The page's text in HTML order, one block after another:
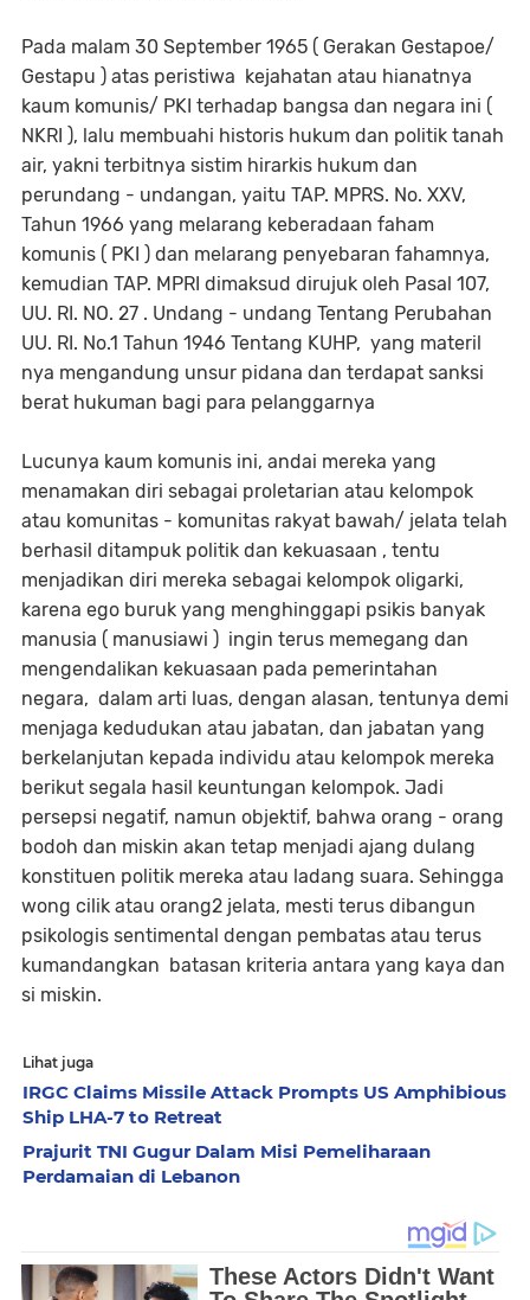
Pada malam 30 September 1965 ( Gerakan Gestapoe/
Gestapu ) atas peristiwa kejahatan atau hianatnya
kaum komunis/ PKI terhadap bangsa dan negara ini (
NKRI ), lalu membuahi historis hukum dan politik tanah
air, yakni terbitnya sistim hirarkis hukum dan
perundang - undangan, yaitu TAP. MPRS. No. XXV,
Tahun 1966 yang melarang keberadaan faham
komunis ( PKI ) dan melarang penyebaran fahamnya,
kemudian TAP. MPRI dimaksud dirujuk oleh Pasal 107,
UU. RI. NO. 27 . Undang - undang Tentang Perubahan
UU. RI. No.1 Tahun 1946 Tentang KUHP, yang materil
nya mengandung unsur pidana dan terdapat sanksi
berat hukuman bagi para pelanggarnya
Lucunya kaum komunis ini, andai mereka yang
menamakan diri sebagai proletarian atau kelompok
atau komunitas - komunitas rakyat bawah/ jelata telah
berhasil ditampuk politik dan kekuasaan , tentu
menjadikan diri mereka sebagai kelompok oligarki,
karena ego buruk yang menghinggapi psikis banyak
manusia ( manusiawi ) ingin terus memegang dan
mengendalikan kekuasaan pada pemerintahan
negara, dalam arti luas, dengan alasan, tentunya demi
menjaga kedudukan atau jabatan, dan jabatan yang
berkelanjutan kepada individu atau kelompok mereka
berikut segala hasil keuntungan kelompok. Jadi
persepsi negatif, namun objektif, bahwa orang - orang
bodoh dan miskin akan tetap menjadi ajang dulang
konstituen politik mereka atau ladang suara. Sehingga
wong cilik atau orang2 jelata, mesti terus dibangun
psikologis sentimental dengan pembatas atau terus
kumandangkan batasan kriteria antara yang kaya dan
si miskin.
Lihat juga
IRGC Claims Missile Attack Prompts US Amphibious
Ship LHA-7 to Retreat
Prajurit TNI Gugur Dalam Misi Pemeliharaan
Perdamaian di Lebanon